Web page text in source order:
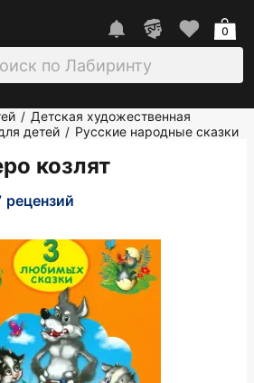
0
/ Детская художественная
детей / Русские народные сказки
козлят
рецензий